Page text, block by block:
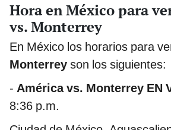
Hora en México para
vs. Monterrey
En México los horarios para
Monterrey son los siguientes:
- América vs. Monterrey EN
8:36 p.m.